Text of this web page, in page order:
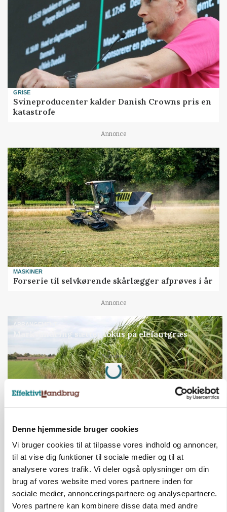
Denne hjemmeside bruger cookies
Vi bruger cookies til at tilpasse vores indhold og annoncer,
til at vise dig funktioner til sociale medier og til at
analysere vores trafik. Vi deler også oplysninger om din
brug af vores website med vores partnere inden for
sociale medier, annonceringspartnere og analysepartnere.
Vores partnere kan kombinere disse data med andre
GRISE
Svineproducenter kalder Danish Crowns pris en
katastrofe
Annonce
MASKINER
Forserie til selvkørende skårlægger afprøves i år
Annonce
ARRANGEMENT
Markvandring sætter fokus på elefantgræs
Annonce
Loading...